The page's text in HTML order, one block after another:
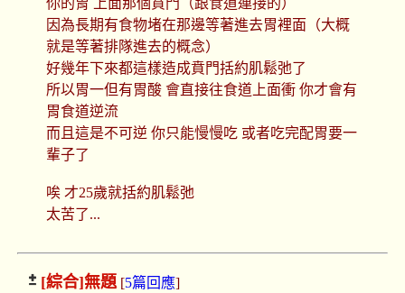
你的胃 上面那個賁門（跟食道連接的）
因為長期有食物堵在那邊等著進去胃裡面（大概
就是等著排隊進去的概念）
好幾年下來都這樣造成賁門括約肌鬆弛了
所以胃一但有胃酸 會直接往食道上面衝 你才會有
胃食道逆流
而且這是不可逆 你只能慢慢吃 或者吃完配胃要一
輩子了
唉 才25歲就括約肌鬆弛
太苦了...
[綜合]無題[5篇回應]